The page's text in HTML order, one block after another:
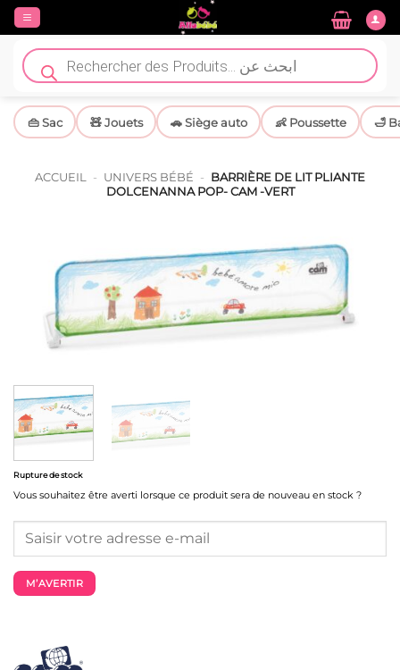
Passer
contenu
Recherche
de
produits
👜 Sac 🧸 Jouets 🚗 Siège auto 👶 Poussette 🛁
ACCUEIL - UNIVERS BÉBÉ - BARRIÈRE DE LIT PLIANTE
DOLCENANNA POP- CAM -VERT
Rupture de stock
Vous souhaitez être averti lorsque ce produit sera de nouveau en stock ?
M’AVERTIR